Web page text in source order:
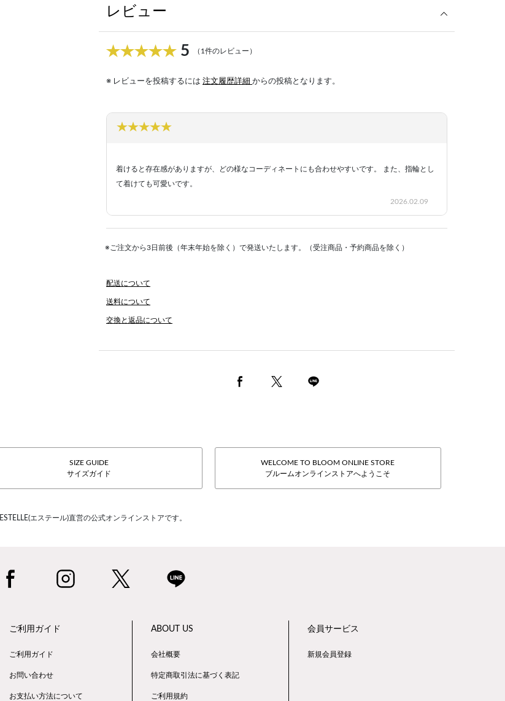
レビュー
5 （1件のレビュー）
※ レビューを投稿するには 注文履歴詳細 からの投稿となります。
着けると存在感がありますが、どの様なコーディネートにも合わせやすいです。 また、指輪とし
て着けても可愛いです。
2026.02.09
※ご注文から3日前後（年末年始を除く）で発送いたします。（受注商品・予約商品を除く）
配送について
送料について
交換と返品について
SIZE GUIDE
サイズガイド
WELCOME TO BLOOM ONLINE STORE
ブルームオンラインストアへようこそ
ESTELLE(エステール)直営の公式オンラインストアです。
ご利用ガイド
ご利用ガイド
お問い合わせ
お支払い方法について
ABOUT US
会社概要
特定商取引法に基づく表記
ご利用規約
会員サービス
新規会員登録